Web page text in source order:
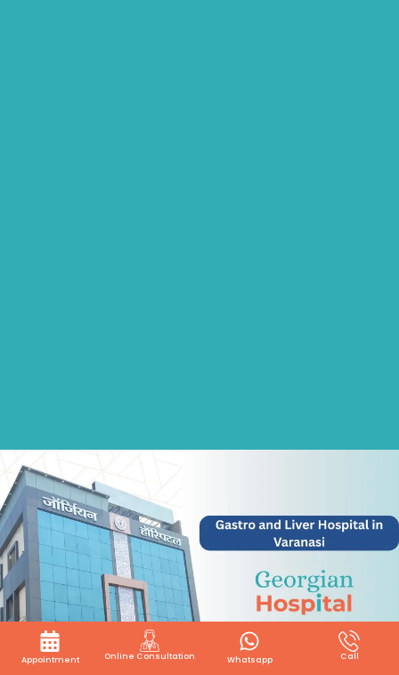
Appointment Online Consultation Whatsapp Call